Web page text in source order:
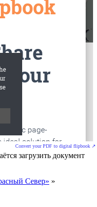
Convert your PDF to digital flipbook ↗
загрузить документ
Север» »